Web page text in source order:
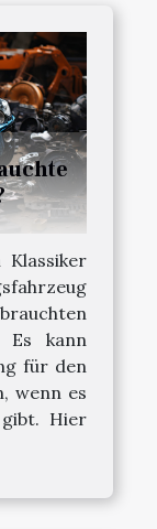
Klassiker
Es kann
für den
wenn es
Hier